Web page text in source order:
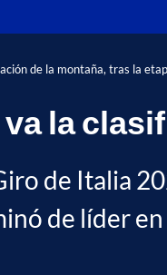
de la montaña, tras la
la
de Italia
de líder